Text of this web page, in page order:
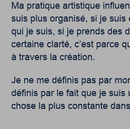
Ma pratique artistique
suis plus organisé, si je suis
qui je suis, si je prends des
certaine clarté, c’est parce
à travers la création.
Je ne me définis pas par
définis par le fait que je suis
chose la plus constante